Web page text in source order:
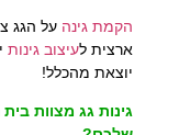
הקמת גינה על הגג
ארצית לעיצוב גינות
יוצאת מהכלל!
גינות גג מצוות